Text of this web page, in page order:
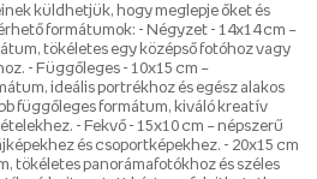
küldhetjük, hogy meglepje őket és
formátumok: - Négyzet - 14x14 cm –
tökéletes egy középső fotóhoz vagy
- Függőleges - 10x15 cm –
ideális portrékhoz és egész alakos
függőleges formátum, kiváló kreatív
- Fekvő - 15x10 cm – népszerű
és csoportképekhez. - 20x15 cm
tökéletes panorámafotókhoz és széles